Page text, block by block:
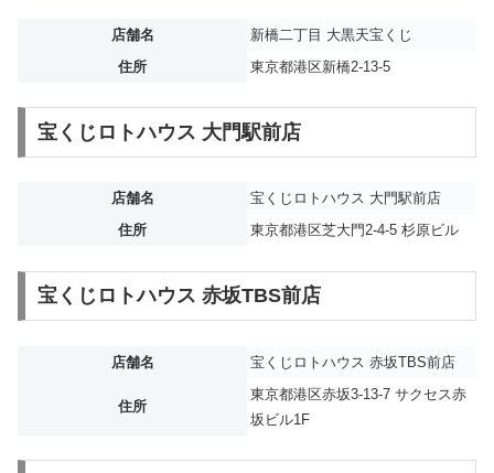
店舗名
新橋二丁目 大黒天宝くじ
住所
東京都港区新橋2-13-5
宝くじロトハウス 大門駅前店
店舗名
宝くじロトハウス 大門駅前店
住所
東京都港区芝大門2-4-5 杉原ビル
宝くじロトハウス 赤坂TBS前店
店舗名 宝くじロトハウス 赤坂TBS前店
住所
東京都港区赤坂3-13-7 サクセス赤
坂ビル1F